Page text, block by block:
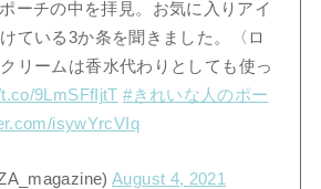
ーチの中を拝見。お気に入りアイ
ている3か条を聞きました。〈ロ
リームは香水代わりとしても使っ
9LmSFfIjtT #きれいな人のポー
isywYrcVIq
August 4, 2021